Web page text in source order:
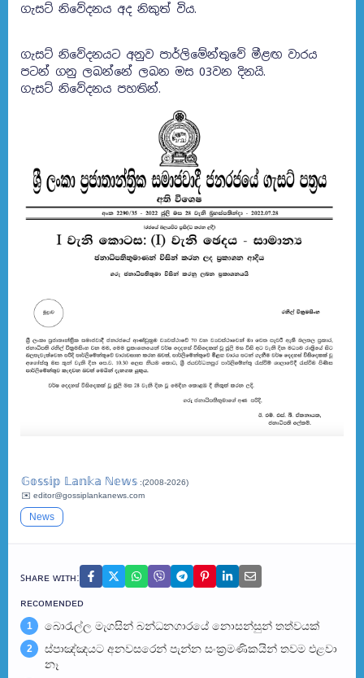
ගැසට් නිවේදනය අද නිකුත් විය.
ගැසට් නිවේදනයට අනුව පාර්ලිමේන්තුවේ මීළඟ වාරය
පටන් ගනු ලබන්නේ ලබන මස 03වන දිනයි.
ගැසට් නිවේදනය පහතින්.
𝔾𝕠𝕤𝕤𝕚𝕡 𝕃𝕒𝕟𝕜𝕒 ℕ𝕖𝕨𝕤 :(2008-2026)
✉️ editor@gossiplankanews.com
News
ꜱʜᴀʀᴇ ᴡɪᴛʜ:
ʀᴇᴄᴏᴍᴇɴᴅᴇᴅ
1 බොරැල්ල මැගසින් බන්ධනගාරයේ නොසන්සුන් තත්වයක්
2
ස්පාඤ්ඤයට අනවසරෙන් පැන්න සංක්‍රමණිකයින් තවම එළවා
නෑ